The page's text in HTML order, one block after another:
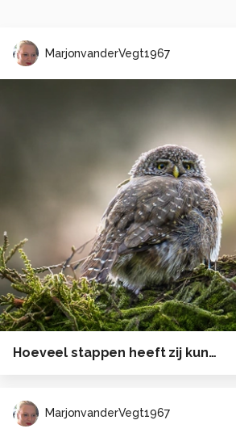
MarjonvanderVegt1967
Hoeveel stappen heeft zij kunnen zetten..
MarjonvanderVegt1967